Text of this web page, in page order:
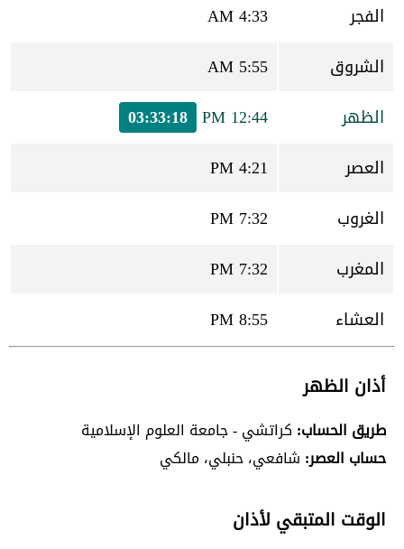
الفجر
4:33 AM
الشروق
5:55 AM
الظهر
12:44 PM
03:33:18
العصر
4:21 PM
الغروب
7:32 PM
المغرب
7:32 PM
العشاء
8:55 PM
أذان الظهر
طريق الحساب: كراتشي - جامعة العلوم الإسلامية
حساب العصر: شافعي، حنبلي، مالكي
الوقت المتبقي لأذان